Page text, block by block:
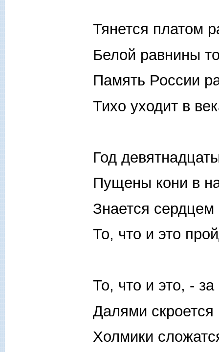
Тянется платом
Белой равнины
Память России
Тихо уходит в
Год
Пущены кони в
Знается
То, что и это
То, что и это, -
Далями скроется
Холмики